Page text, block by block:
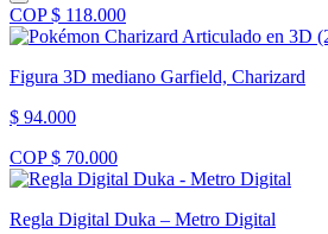
COP $ 118.000
Figura 3D mediano Garfield, Charizard
$ 94.000
COP $ 70.000
Regla Digital Duka – Metro Digital